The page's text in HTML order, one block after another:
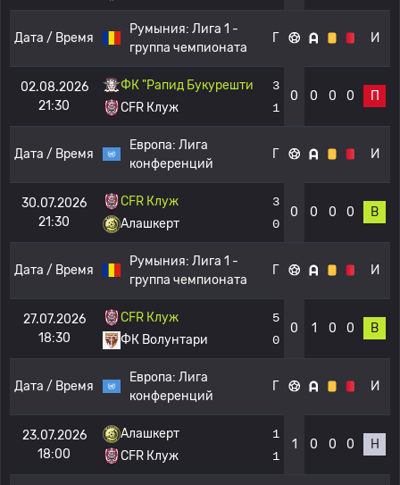
Дата / Время
Румыния: Лига 1 -
группа чемпионата
Г И
02.08.2026
21:30
ФК "Рапид Букурешти
CFR Клуж
3
1
0 0 0 0 П
Дата / Время
Европа: Лига
конференций
Г И
30.07.2026
21:30
CFR Клуж
Алашкерт
3
0
0 0 0 0 В
Дата / Время
Румыния: Лига 1 -
группа чемпионата
Г И
27.07.2026
18:30
CFR Клуж
ФК Волунтари
5
0
0 1 0 0 В
Дата / Время
Европа: Лига
конференций
Г И
23.07.2026
18:00
Алашкерт
CFR Клуж
1
1
1 0 0 0 Н